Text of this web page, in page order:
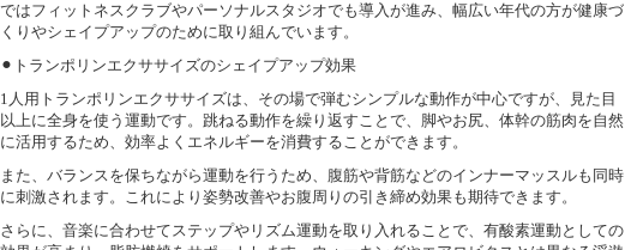
ではフィットネスクラブやパーソナルスタジオでも導入が進み、幅広い年代の方が健康づ
くりやシェイプアップのために取り組んでいます。
⚫︎トランポリンエクササイズのシェイプアップ効果
1人用トランポリンエクササイズは、その場で弾むシンプルな動作が中心ですが、見た目
以上に全身を使う運動です。跳ねる動作を繰り返すことで、脚やお尻、体幹の筋肉を自然
に活用するため、効率よくエネルギーを消費することができます。
また、バランスを保ちながら運動を行うため、腹筋や背筋などのインナーマッスルも同時
に刺激されます。これにより姿勢改善やお腹周りの引き締め効果も期待できます。
さらに、音楽に合わせてステップやリズム運動を取り入れることで、有酸素運動としての